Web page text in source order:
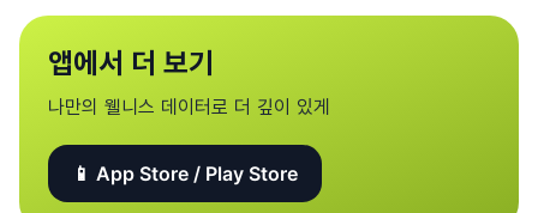
앱에서 더 보기
나만의 웰니스 데이터로 더 깊이 있게
📱 App Store / Play Store